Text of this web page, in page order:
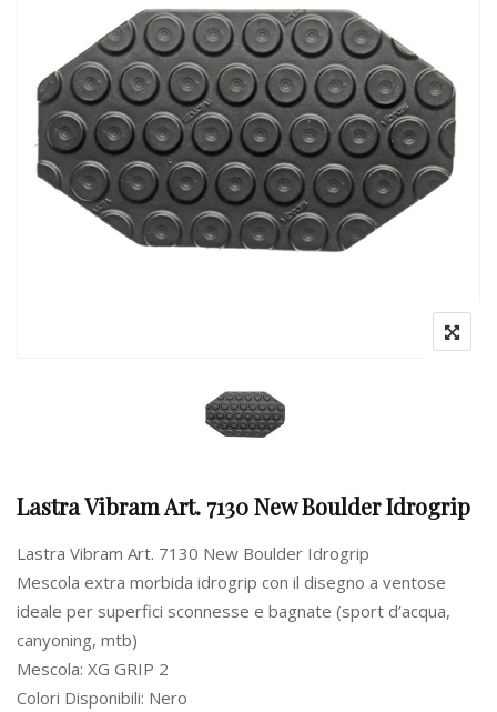
Lastra Vibram Art. 7130 New Boulder Idrogrip
Lastra Vibram Art. 7130 New Boulder Idrogrip
Mescola extra morbida idrogrip con il disegno a ventose
ideale per superfici sconnesse e bagnate (sport d’acqua,
canyoning, mtb)
Mescola: XG GRIP 2
Colori Disponibili: Nero